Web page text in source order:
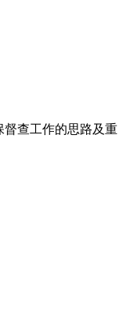
督查工作的思路及重